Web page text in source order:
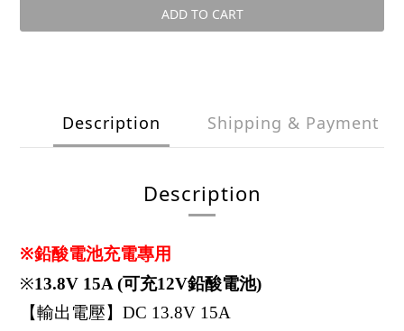
ADD TO CART
Description Shipping & Payment
Description
※鉛酸電池充電專用
※13.8V 15A (可充12V鉛酸電池)
【輸出電壓】DC 13.8V 15A